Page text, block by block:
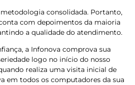
consolidada. Portanto,
com depoimentos da maioria
a qualidade do atendimento.
a Infonova comprova sua
logo no início do nosso
realiza uma visita inicial de
em todos os computadores da sua